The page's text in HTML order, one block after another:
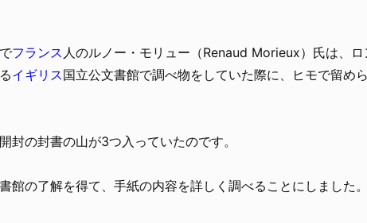
フランス 人のルノー・モリュー（Renaud Morieux）氏は、ロ
イギリス国立公文書館で調べ物をしていた際に、ヒモで留め
封の封書の山が3つ入っていたのです。
館の了解を得て、手紙の内容を詳しく調べることにしました。